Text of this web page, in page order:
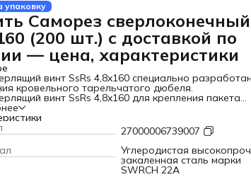
упаковку
Саморез сверлоконечный
(200 шт.) с доставкой по
— цена, характеристики
винт SsRs 4,8x160 специально
кровельного тарельчатого дюбеля.
винт SsRs 4,8x160 для крепления пакета
кровли к профлисту толщиной металла до
углеродистая сталь
покрытие. Рекомендуемое количество
элементов на 1 м2 - не менее 6 штук.
27000006739007
Углеродистая
закаленная сталь марки
SWRCH 22A